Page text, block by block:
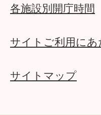
各施設別開庁時間
サイトご利用にあ
サイトマップ